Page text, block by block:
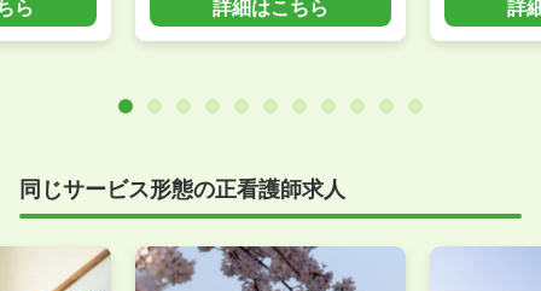
ら 詳細はこちら 詳
同じサービス形態の正看護師求人